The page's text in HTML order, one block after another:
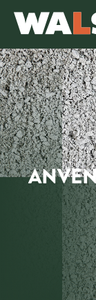
Products
search